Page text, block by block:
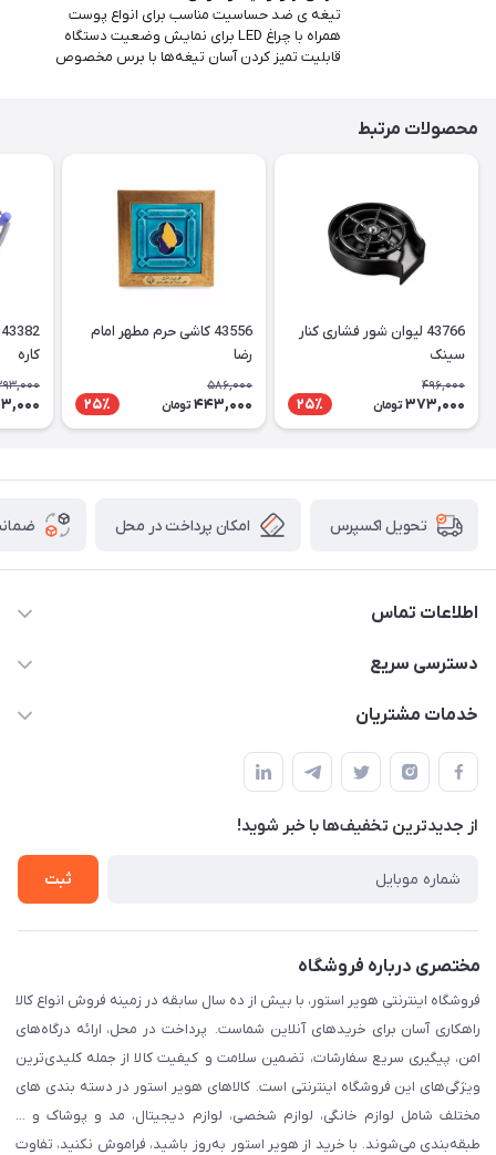
تیغه‌ ی ضد حساسیت مناسب برای انواع پوست
همراه با چراغ LED برای نمایش وضعیت دستگاه
قابلیت تمیز کردن آسان تیغه‌ها با برس مخصوص
محصولات مرتبط
43766 لیوان شور فشاری کنار
سینک
496,000
373,000 تومان 25٪
43556 کاشی حرم مطهر امام
رضا
586,000
443,000 تومان 25٪
کاره
تحویل اکسپرس امکان پرداخت در محل
اطلاعات تماس
05191001370
دسترسی سریع
حساب کاربری
لیست محصولات
درباره ما
خدمات مشتریان
پیگیری سفارش
قوانین و مقرارت
حریم خصوصی
راهنما
از جدید‌ترین تخفیف‌ها با‌ خبر شوید!
ثبت
مختصری درباره فروشگاه
فروشگاه اینترنتی هویر استور، با بیش از ده سال سابقه در زمینه فروش انواع کالا
راهکاری آسان برای خریدهای آنلاین شماست. پرداخت در محل، ارائه درگاه‌های
امن، پیگیری سریع سفارشات، تضمین سلامت و کیفیت کالا از جمله کلیدی‌ترین
ویژگی‌های این فروشگاه اینترنتی است. کالاهای هویر استور در دسته بندی های
مختلف شامل لوازم خانگی، لوازم شخصی، لوازم دیجیتال، مد و پوشاک و ...
طبقه‌بندی می‌شوند. با خرید از هویر استور به‌روز باشید، فراموش نکنید، تفاوت